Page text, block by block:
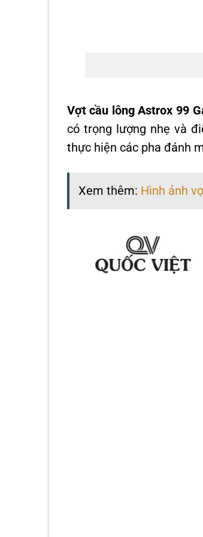
Vợt cầu lông Astrox 99
có trọng lượng nhẹ và
thực hiện các pha đánh
Xem thêm: Hình ảnh